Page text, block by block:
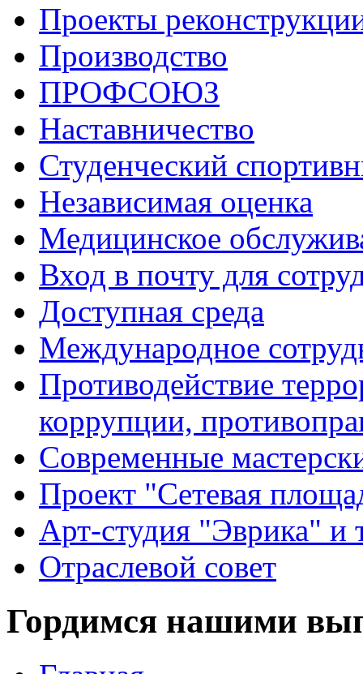
Проекты
Производство
ПРОФСОЮЗ
Наставничество
Студенческий
Независимая оценка
Медицинское
Вход в почту для
Доступная среда
Международное
Противодействие
коррупции,
Современные
Проект "Сетевая
Арт-студия "Эврика" и
Отраслевой совет
Гордимся нашими